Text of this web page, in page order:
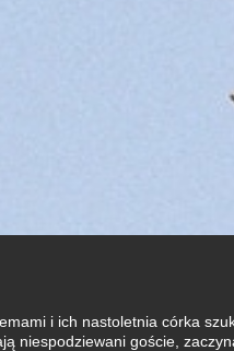
i ich nastoletnia córka
niespodziewani goście,